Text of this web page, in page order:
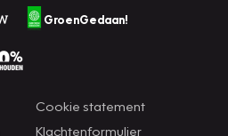
GroenGedaan!
Cookie statement
Klachtenformulier